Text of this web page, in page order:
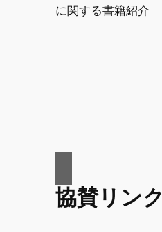
に関する書籍紹介
協賛リンク